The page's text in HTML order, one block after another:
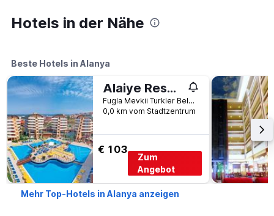
Hotels in der Nähe
Beste Hotels in Alanya
Alaiye Resort & Spa Hotel
Fugla Mevkii Turkler Beldesi, Alanya, Türkei
0,0 km vom Stadtzentrum
€ 103
Zum
Angebot
Mehr Top-Hotels in Alanya anzeigen